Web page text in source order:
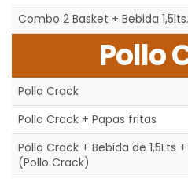
Combo 2 Basket + Bebida 1,5lts.
Pollo
Pollo Crack
Pollo Crack + Papas fritas
Pollo Crack + Bebida de 1,5Lts
(Pollo Crack)